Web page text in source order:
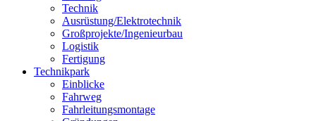
Technik
Ausrüstung/Elektrotechnik
Großprojekte/Ingenieurbau
Logistik
Fertigung
Technikpark
Einblicke
Fahrweg
Fahrleitungsmontage